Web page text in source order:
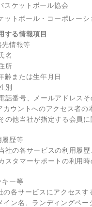
スケットボール協会
ットボール・コーポレーシ
る情報項目
情報等
名
所
齢または生年月日
別
話番号、メールアドレス
カウントへのアクセス者の
の他当社が指定する会員に
歴等
社の各サービスの利用履
スタマーサポートの利用時
ー等
の各サービスにアクセス
イン名、ランディングペ